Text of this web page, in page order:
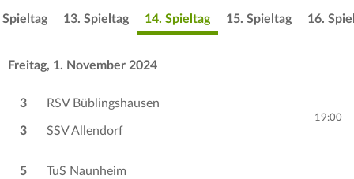
Spieltag 13. Spieltag 14. Spieltag 15. Spieltag 16.
Freitag, 1. November 2024
3
3
RSV Büblingshausen
SSV Allendorf
19:00
5 TuS Naunheim